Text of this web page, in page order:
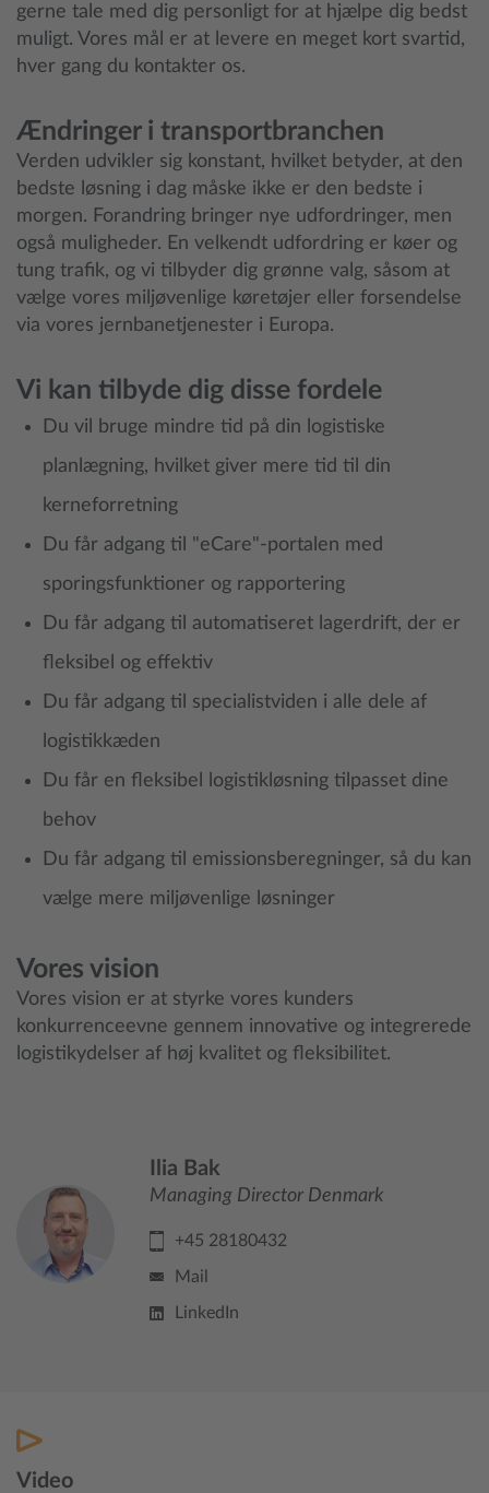
gerne tale med dig personligt for at hjælpe dig bedst
muligt. Vores mål er at levere en meget kort svartid,
hver gang du kontakter os.
Ændringer i transportbranchen
Verden udvikler sig konstant, hvilket betyder, at den
bedste løsning i dag måske ikke er den bedste i
morgen. Forandring bringer nye udfordringer, men
også muligheder. En velkendt udfordring er køer og
tung trafik, og vi tilbyder dig grønne valg, såsom at
vælge vores miljøvenlige køretøjer eller forsendelse
via vores jernbanetjenester i Europa.
Vi kan tilbyde dig disse fordele
Du vil bruge mindre tid på din logistiske
planlægning, hvilket giver mere tid til din
kerneforretning
Du får adgang til "eCare"-portalen med
sporingsfunktioner og rapportering
Du får adgang til automatiseret lagerdrift, der er
fleksibel og effektiv
Du får adgang til specialistviden i alle dele af
logistikkæden
Du får en fleksibel logistikløsning tilpasset dine
behov
Du får adgang til emissionsberegninger, så du kan
vælge mere miljøvenlige løsninger
Vores vision
Vores vision er at styrke vores kunders
konkurrenceevne gennem innovative og integrerede
logistikydelser af høj kvalitet og fleksibilitet.
Ilia Bak
Managing Director Denmark
+45 28180432
Mail
LinkedIn
Video